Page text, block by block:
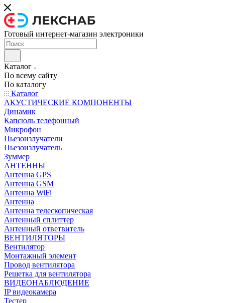
Готовый интернет-магазин электроники
Каталог
По всему сайту
По каталогу
Каталог
АКУСТИЧЕСКИЕ КОМПОНЕНТЫ
Динамик
Капсюль телефонный
Микрофон
Пьезоизлучатели
Пьезоизлучатель
Зуммер
АНТЕННЫ
Антенна GPS
Антенна GSM
Антенна WiFi
Антенна
Антенна телескопическая
Антенный сплиттер
Антенный ответвитель
ВЕНТИЛЯТОРЫ
Вентилятор
Монтажный элемент
Провод вентилятора
Решетка для вентилятора
ВИДЕОНАБЛЮДЕНИЕ
IP видеокамера
Тестер